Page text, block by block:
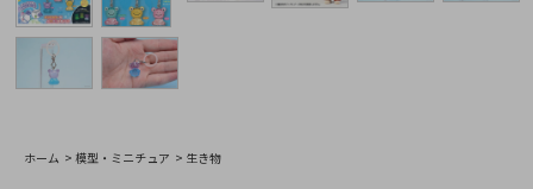
ホーム > 模型・ミニチュア > 生き物